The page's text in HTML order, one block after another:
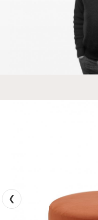
CODA/FR